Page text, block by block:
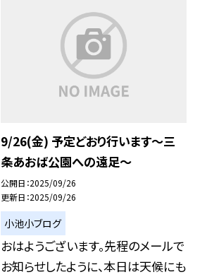
9/26(金) 予定どおり行います〜三
条あおば公園への遠足〜
公開日 2025/09/26
更新日 2025/09/26
小池小ブログ
おはようございます。先程のメールで
お知らせしたように、本日は天候にも